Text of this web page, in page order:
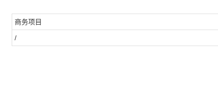
商务项目
/